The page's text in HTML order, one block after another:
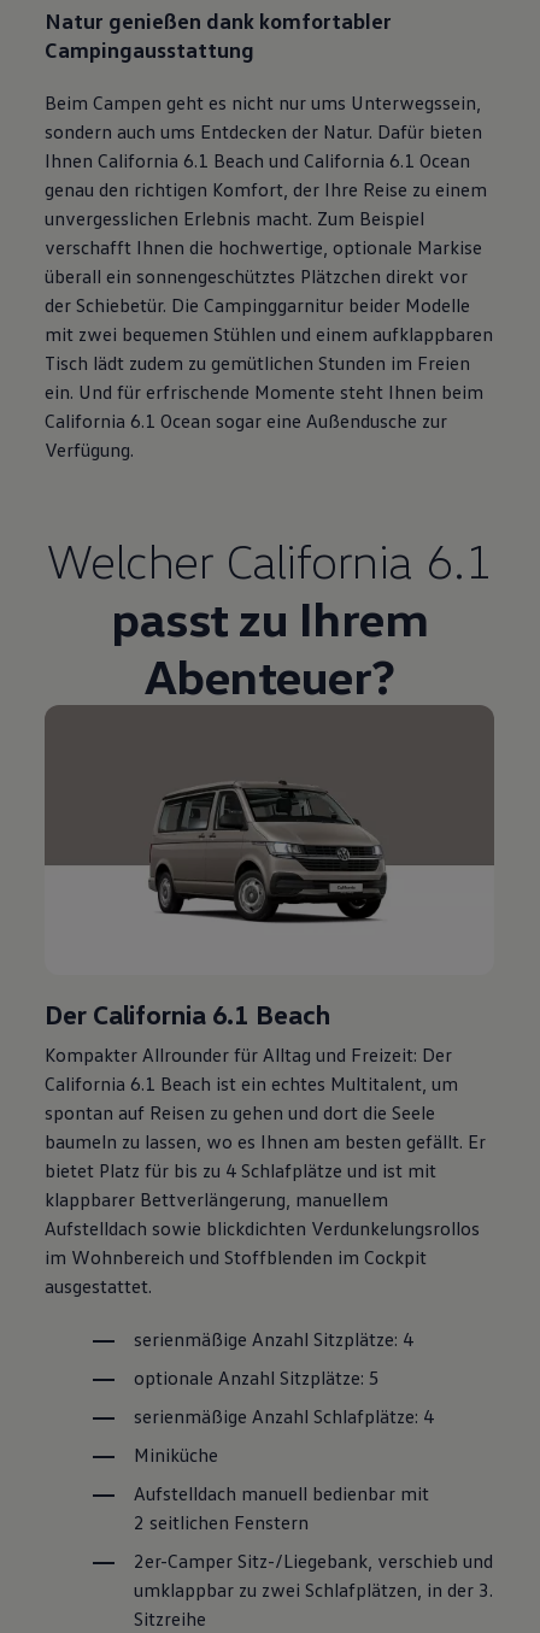
Natur genießen dank komfortabler
Campingausstattung
Beim Campen geht es nicht nur ums Unterwegssein,
sondern auch ums Entdecken der Natur. Dafür bieten
Ihnen California 6.1 Beach und California 6.1 Ocean
genau den richtigen Komfort, der Ihre Reise zu einem
unvergesslichen Erlebnis macht. Zum Beispiel
verschafft Ihnen die hochwertige, optionale Markise
überall ein sonnengeschütztes Plätzchen direkt vor
der Schiebetür. Die Campinggarnitur beider Modelle
mit zwei bequemen Stühlen und einem aufklappbaren
Tisch lädt zudem zu gemütlichen Stunden im Freien
ein. Und für erfrischende Momente steht Ihnen beim
California 6.1 Ocean sogar eine Außendusche zur
Verfügung.
Welcher California 6.1
passt zu Ihrem
Abenteuer?
Der California6.1 Beach
Kompakter Allrounder für Alltag und Freizeit: Der
California 6.1 Beach ist ein echtes Multitalent, um
spontan auf Reisen zu gehen und dort die Seele
baumeln zu lassen, wo es Ihnen am besten gefällt. Er
bietet Platz für bis zu 4 Schlafplätze und ist mit
klappbarer Bettverlängerung, manuellem
Aufstelldach sowie blickdichten Verdunkelungsrollos
im Wohnbereich und Stoffblenden im Cockpit
ausgestattet.
serienmäßige Anzahl Sitzplätze: 4
optionale Anzahl Sitzplätze: 5
serienmäßige Anzahl Schlafplätze: 4
Miniküche
Aufstelldach manuell bedienbar mit
2 seitlichen Fenstern
2er-Camper Sitz-/Liegebank, verschieb und
umklappbar zu zweiSchlafplätzen, in der 3.
Sitzreihe